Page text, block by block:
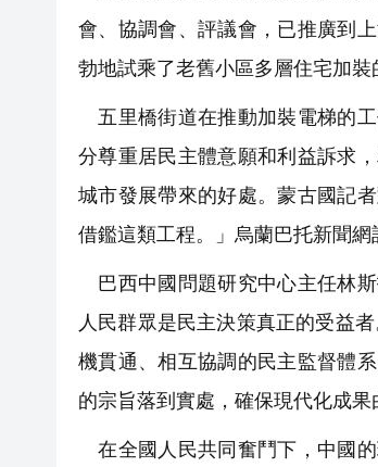
會、協調會、評議會，已推廣到
勃地試乘了老舊小區多層住宅加
五里橋街道在推動加裝電梯的
分尊重居民主體意願和利益訴求
城市發展帶來的好處。蒙古國記
借鑑這類工程。」烏蘭巴托新聞網
巴西中國問題研究中心主任林
人民群眾是民主決策真正的受益
機貫通、相互協調的民主監督體
的宗旨落到實處，確保現代化成果
在全國人民共同奮鬥下，中國